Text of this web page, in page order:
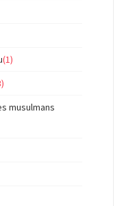
(1)
musulmans